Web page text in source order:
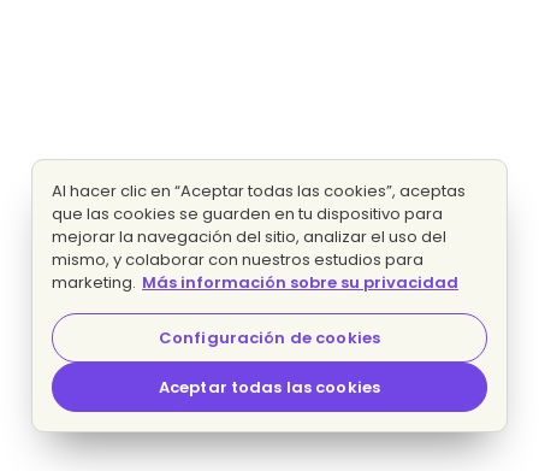
Al hacer clic en “Aceptar todas las cookies”, aceptas
que las cookies se guarden en tu dispositivo para
mejorar la navegación del sitio, analizar el uso del
mismo, y colaborar con nuestros estudios para
marketing. Más información sobre su privacidad
Configuración de cookies
Aceptar todas las cookies